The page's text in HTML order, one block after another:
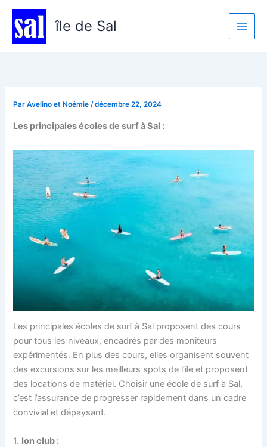
Aller
contenu
île de Sal
ParAvelino et Noémie/décembre 22, 2024
Les principales écoles de surf à Sal :
Les principales écoles de surf à Sal proposent des cours
pour tous les niveaux, encadrés par des moniteurs
expérimentés. En plus des cours, elles organisent souvent
des excursions sur les meilleurs spots de l’île et proposent
des locations de matériel. Choisir une école de surf à Sal,
c’est l’assurance de progresser rapidement dans un cadre
convivial et dépaysant.
1. Ion club :